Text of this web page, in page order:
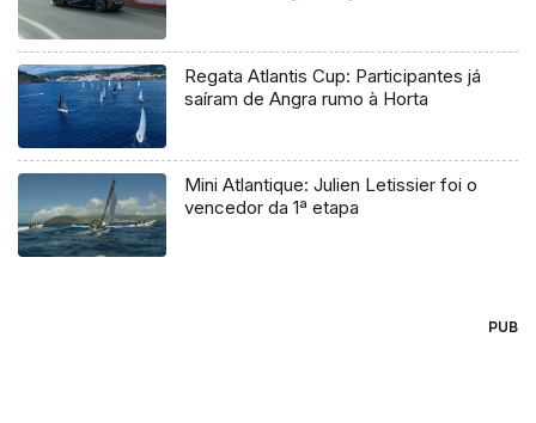
Regata Atlantis Cup: Participantes já
saíram de Angra rumo à Horta
Mini Atlantique: Julien Letissier foi o
vencedor da 1ª etapa
PUB